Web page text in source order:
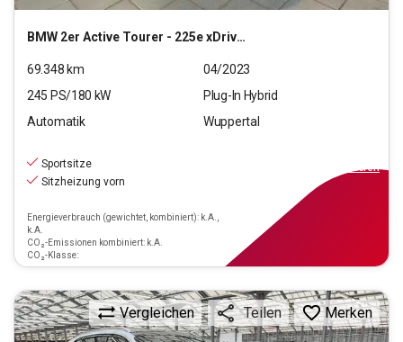
BMW 2er Active Tourer - 225e xDrive M Sport
69.348 km
04/2023
245 PS/180 kW
Plug-In Hybrid
Automatik
Wuppertal
Sportsitze
Sitzheizung vorn
Energieverbrauch (gewichtet, kombiniert): k.A.,
k.A.
CO₂-Emissionen kombiniert: k.A.
CO₂-Klasse:
finanzieren
Vergleichen Teilen Merken